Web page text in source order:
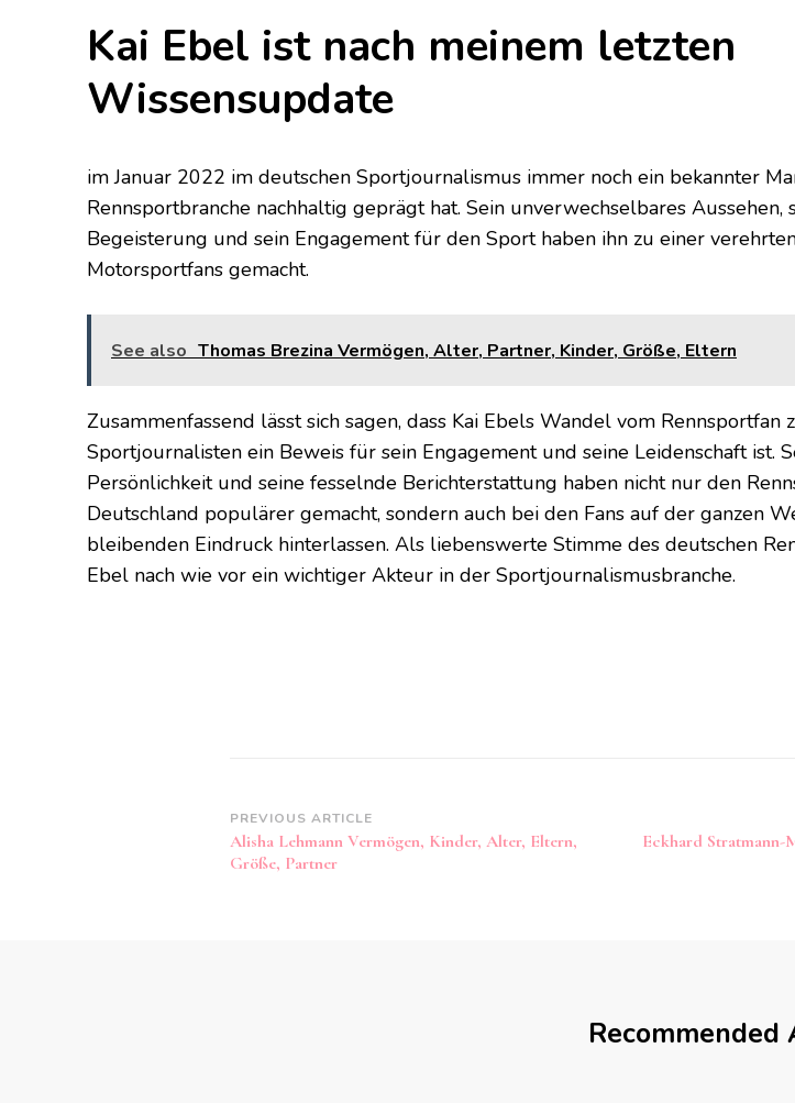
Kai Ebel ist nach meinem letzten
Wissensupdate
im Januar 2022 im deutschen Sportjournalismus immer noch ein bekannter
Rennsportbranche nachhaltig geprägt hat. Sein unverwechselbares Aussehen,
Begeisterung und sein Engagement für den Sport haben ihn zu einer
Motorsportfans gemacht.
See also Thomas Brezina Vermögen, Alter, Partner, Kinder, Größe, Eltern
Zusammenfassend lässt sich sagen, dass Kai Ebels Wandel vom Rennsportfan
Sportjournalisten ein Beweis für sein Engagement und seine Leidenschaft ist.
Persönlichkeit und seine fesselnde Berichterstattung haben nicht nur den
Deutschland populärer gemacht, sondern auch bei den Fans auf der ganzen
bleibenden Eindruck hinterlassen. Als liebenswerte Stimme des deutschen
Ebel nach wie vor ein wichtiger Akteur in der Sportjournalismusbranche.
Post
Navigation
PREVIOUS ARTICLE
Alisha Lehmann Vermögen, Kinder, Alter, Eltern,
Größe, Partner
Eckhard Stratmann-